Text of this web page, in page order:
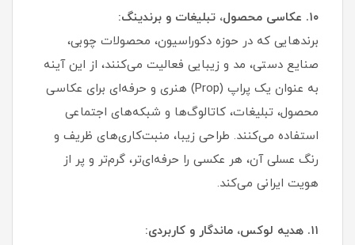
۱۰. عکاسی محصول، تبلیغات و برندینگ:
برندهایی که در حوزه دکوراسیون، محصولات چوبی،
صنایع دستی، مد و زیبایی فعالیت می‌کنند، از این آینه
به عنوان یک پراپ (Prop) هنری و حرفه‌ای برای عکاسی
محصول، تبلیغات، کاتالوگ‌ها و شبکه‌های اجتماعی
استفاده می‌کنند. طراحی زیبا، منبت‌کاری‌های ظریف و
رنگ عسلی آن، هر عکسی را حرفه‌ای‌تر، گرم‌تر و پر از
هویت ایرانی می‌کند.
۱۱. هدیه لوکس، ماندگار و کاربردی: